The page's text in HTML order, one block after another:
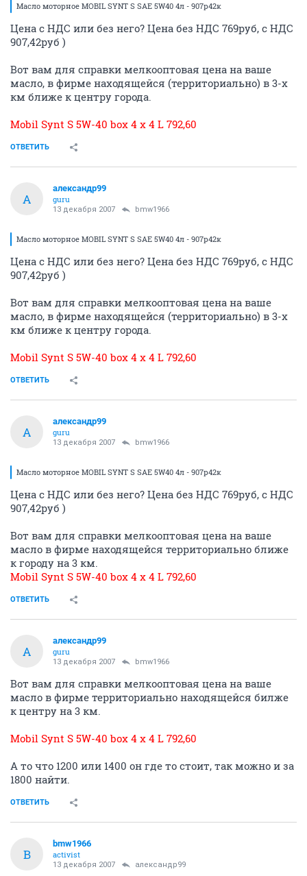
Масло моторное MOBIL SYNT S SAE 5W40 4л - 907р42к
Цена с НДС или без него? Цена без НДС 769руб, с НДС
907,42руб )
Вот вам для справки мелкооптовая цена на ваше
масло, в фирме находящейся (территориально) в 3-х
км ближе к центру города.
Mobil Synt S 5W-40 box 4 x 4 L 792,60
ОТВЕТИТЬ
А
александр99
guru
13 декабря 2007 bmw1966
Масло моторное MOBIL SYNT S SAE 5W40 4л - 907р42к
Цена с НДС или без него? Цена без НДС 769руб, с НДС
907,42руб )
Вот вам для справки мелкооптовая цена на ваше
масло, в фирме находящейся (территориально) в 3-х
км ближе к центру города.
Mobil Synt S 5W-40 box 4 x 4 L 792,60
ОТВЕТИТЬ
А
александр99
guru
13 декабря 2007 bmw1966
Масло моторное MOBIL SYNT S SAE 5W40 4л - 907р42к
Цена с НДС или без него? Цена без НДС 769руб, с НДС
907,42руб )
Вот вам для справки мелкооптовая цена на ваше
масло в фирме находящейся территориально ближе
к городу на 3 км.
Mobil Synt S 5W-40 box 4 x 4 L 792,60
ОТВЕТИТЬ
А
александр99
guru
13 декабря 2007 bmw1966
Вот вам для справки мелкооптовая цена на ваше
масло в фирме территориально находящейся билже
к центру на 3 км.
Mobil Synt S 5W-40 box 4 x 4 L 792,60
А то что 1200 или 1400 он где то стоит, так можно и за
1800 найти.
ОТВЕТИТЬ
B
bmw1966
activist
13 декабря 2007 александр99